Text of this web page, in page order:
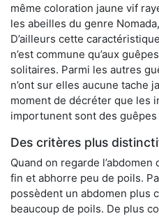
même coloration jaune vif
les abeilles du genre
D’ailleurs cette
n’est commune qu’aux
solitaires. Parmi les autres
n’ont sur elles aucune tache
moment de décréter que les
importunent sont des
Des critères plus
Quand on regarde
fin et abhorre peu de poils.
possèdent un abdomen plus
beaucoup de poils. De plus